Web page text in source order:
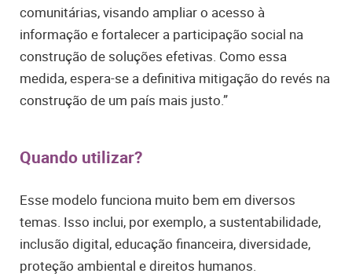
comunitárias, visando ampliar o acesso à
informação e fortalecer a participação social na
construção de soluções efetivas. Como essa
medida, espera-se a definitiva mitigação do revés na
construção de um país mais justo.”
Quando utilizar?
Esse modelo funciona muito bem em diversos
temas. Isso inclui, por exemplo, a sustentabilidade,
inclusão digital, educação financeira, diversidade,
proteção ambiental e direitos humanos.